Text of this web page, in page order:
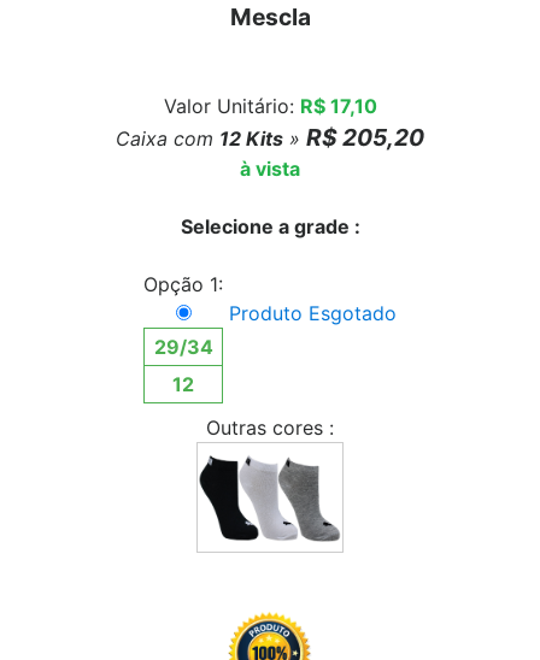
Mescla
Valor Unitário: R$ 17,10
Caixa com 12 Kits » R$ 205,20
à vista
Selecione a grade :
Opção 1:
29/34
12
Produto Esgotado
Outras cores :